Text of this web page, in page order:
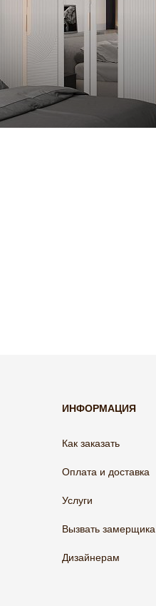
ИНФОРМАЦИЯ
Как заказать
Оплата и доставка
Услуги
Вызвать замерщика
Дизайнерам